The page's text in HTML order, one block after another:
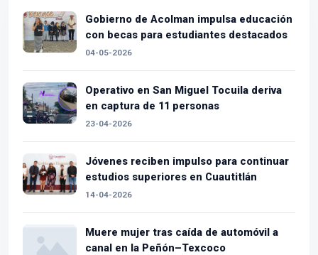
Gobierno de Acolman impulsa educación
con becas para estudiantes destacados
04-05-2026
Operativo en San Miguel Tocuila deriva
en captura de 11 personas
23-04-2026
Jóvenes reciben impulso para continuar
estudios superiores en Cuautitlán
14-04-2026
Muere mujer tras caída de automóvil a
canal en la Peñón–Texcoco